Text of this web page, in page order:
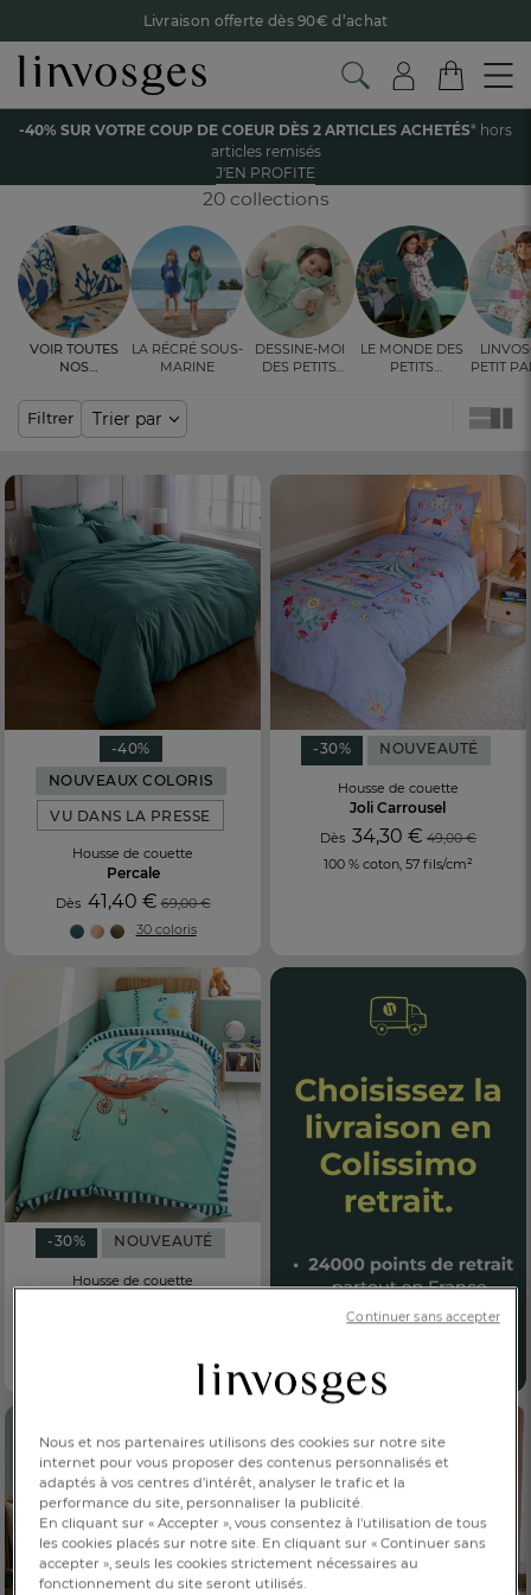
Livraison offerte dès 90€ d’achat
Retour offert avec Colissimo* !
Payez en 3x ou 4x sans frais avec Alma
Le parrainage Linvosges : offrez 15€, recevez 15€ !
Je
découvre
-40% sur votre coup de coeurdès 2 articles achetés !
profite
BE
-40% SUR VOTRE COUP DE COEUR DÈS 2 ARTICLES ACHETÉS* hors
articles remisés
J'EN PROFITE
Accueil Enfant Linge de lit Housse de couette
HOUSSE DE COUETTE ENFANT
20 collections
La récré sous-
marine
Dessine-moi
des petits
Le monde des
petits Petit
Voir toutes
nos
Filtrer Trier par
-40%
NOUVEAUX COLORIS
VU DANS LA PRESSE
Housse de couette
Percale
Dès 41,40 € 69,00 €
30 coloris
-30% NOUVEAUTÉ
Housse de couette
Joli Carrousel
Dès 34,30 € 49,00 €
100 % coton, 57 fils/cm²
-30% NOUVEAUTÉ
Housse de couette
Nous et nos partenaires utilisons des cookies sur notre site
internet pour vous proposer des contenus personnalisés et
adaptés à vos centres d’intérêt, analyser le trafic et la
performance du site, personnaliser la publicité.
En cliquant sur « Accepter », vous consentez à l'utilisation de tous
les cookies placés sur notre site. En cliquant sur « Continuer sans
accepter », seuls les cookies strictement nécessaires au
fonctionnement du site seront utilisés.
Continuer sans accepter